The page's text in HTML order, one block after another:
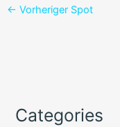
← Vorheriger Spot
Categories